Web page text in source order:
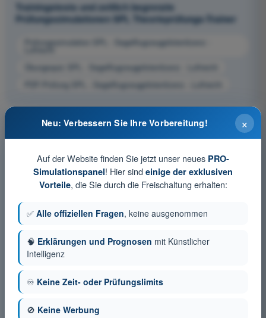
Trainingstests und zeitlich begrenzte
Prüfungssimulationen SPL Theorieprüfungs-Trainer
Prüfungssimulation SPL - Segelflugzeugpilotenlizenz -
Übungsquiz SPL - Segelflugzeugpilotenlizenz - Luftrecht
PDF-Prüfung SPL - Segelflugzeugpilotenlizenz - Luftrecht
×
Neu: Verbessern Sie Ihre Vorbereitung!
Auf der Website finden Sie jetzt unser neues PRO-
Simulationspanel! Hier sind einige der exklusiven
Vorteile, die Sie durch die Freischaltung erhalten:
✅ Alle offiziellen Fragen, keine ausgenommen
🧠 Erklärungen und Prognosen mit Künstlicher
Intelligenz
♾️ Keine Zeit- oder Prüfungslimits
🚫 Keine Werbung